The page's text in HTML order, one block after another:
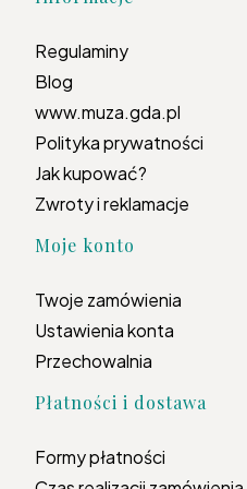
Regulaminy
Blog
www.muza.gda.pl
Polityka prywatności
Jak kupować?
Zwroty i reklamacje
Moje konto
Twoje zamówienia
Ustawienia konta
Przechowalnia
Płatności i dostawa
Formy płatności